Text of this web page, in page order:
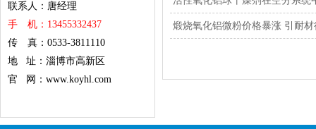
联系人：唐经理
手 机：13455332437
传 真：0533-3811110
地 址：淄博市高新区
官 网：www.koyhl.com
煅烧氧化铝微粉价格暴涨 引耐